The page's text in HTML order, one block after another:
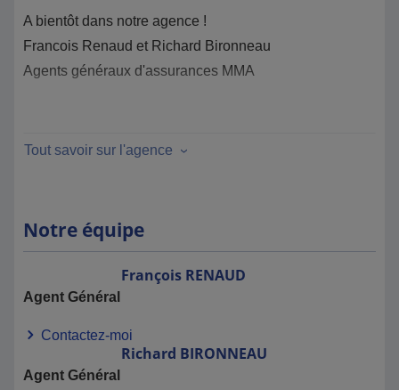
A bientôt dans notre agence !
Francois Renaud et Richard Bironneau
Agents généraux d'assurances MMA
Tout savoir sur l'agence
Notre équipe
François RENAUD
Agent Général
Contactez-moi
Richard BIRONNEAU
Agent Général